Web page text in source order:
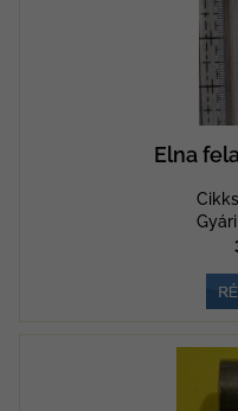
Elna